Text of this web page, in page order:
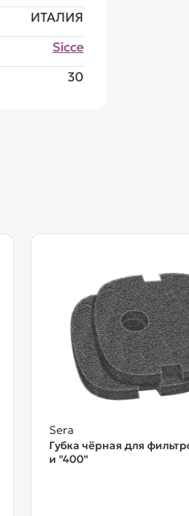
ИТАЛИЯ
Sicce
30
Sera
Губка чёрная для
и "400"